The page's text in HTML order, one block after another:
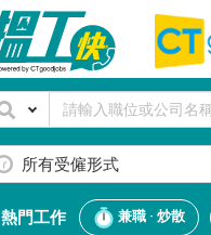
所有受僱形式
熱門工作 兼職 · 炒散